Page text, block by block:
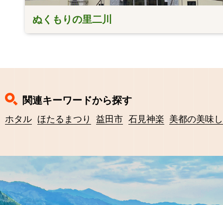
ぬくもりの里二川
関連キーワードから探す
ホタル ほたるまつり 益田市 石見神楽 美都の美味